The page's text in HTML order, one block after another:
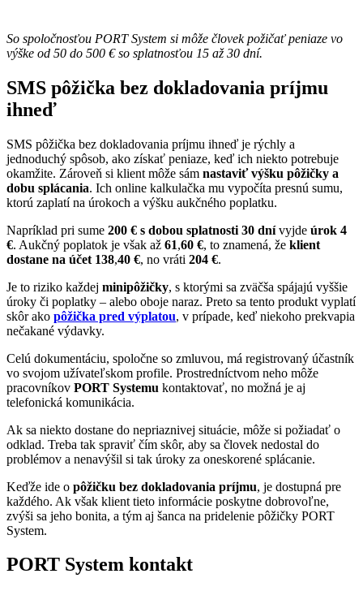
So spoločnosťou PORT System si môže človek požičať peniaze vo
výške od 50 do 500 € so splatnosťou 15 až 30 dní.
SMS pôžička bez dokladovania príjmu
ihneď
SMS pôžička bez dokladovania príjmu ihneď je rýchly a
jednoduchý spôsob, ako získať peniaze, keď ich niekto potrebuje
okamžite. Zároveň si klient môže sám nastaviť výšku pôžičky a
dobu splácania. Ich online kalkulačka mu vypočíta presnú sumu,
ktorú zaplatí na úrokoch a výšku aukčného poplatku.
Napríklad pri sume 200 € s dobou splatnosti 30 dnívyjde úrok 4
€. Aukčný poplatok je však až 61,60 €, to znamená, že klient
dostane na účet 138,40 €, no vráti 204 €.
Je to riziko každej minipôžičky, s ktorými sa zväčša spájajú vyššie
úroky či poplatky – alebo oboje naraz. Preto sa tento produkt vyplatí
skôr ako pôžička pred výplatou, v prípade, keď niekoho prekvapia
nečakané výdavky.
Celú dokumentáciu, spoločne so zmluvou, má registrovaný účastník
vo svojom užívateľskom profile. Prostredníctvom neho môže
pracovníkov PORT Systemu kontaktovať, no možná je aj
telefonická komunikácia.
Ak sa niekto dostane do nepriaznivej situácie, môže si požiadať o
odklad. Treba tak spraviť čím skôr, aby sa človek nedostal do
problémov a nenavýšil si tak úroky za oneskorené splácanie.
Keďže ide o pôžičku bez dokladovania príjmu, je dostupná pre
každého. Ak však klient tieto informácie poskytne dobrovoľne,
zvýši sa jeho bonita, a tým aj šanca na pridelenie pôžičky PORT
System.
PORT System kontakt